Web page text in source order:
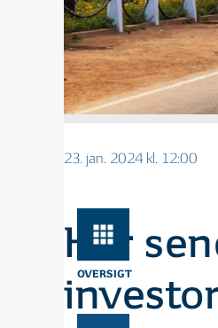
OVERSIGT
23. jan. 2024 kl. 12:00
Her